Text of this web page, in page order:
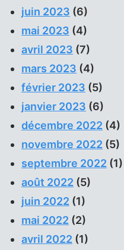
juin 2023 (6)
mai 2023 (4)
avril 2023 (7)
mars 2023 (4)
février 2023 (5)
janvier 2023 (6)
décembre 2022 (4)
novembre 2022 (5)
septembre 2022 (1)
août 2022 (5)
juin 2022 (1)
mai 2022 (2)
avril 2022 (1)